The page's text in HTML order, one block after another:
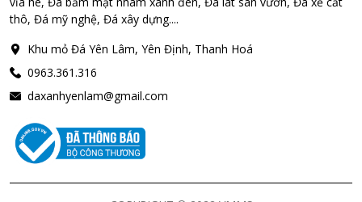
thô, Đá mỹ nghệ, Đá xây dựng....
Khu mỏ Đá Yên Lâm, Yên Định, Thanh Hoá
0963.361.316
daxanhyenlam@gmail.com